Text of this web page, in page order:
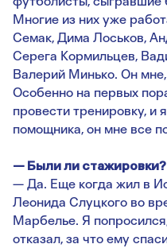
Многие из них уже
Семак, Дима Лоськов,
Серега Кормильцев,
Валерий Минько. Он мне,
Особенно на первых
провести тренировку, и
помощника, он мне все
— Были ли стажировки?
— Да. Еще когда жил в
Леонида Слуцкого во
Марбелье. Я
отказал, за что ему